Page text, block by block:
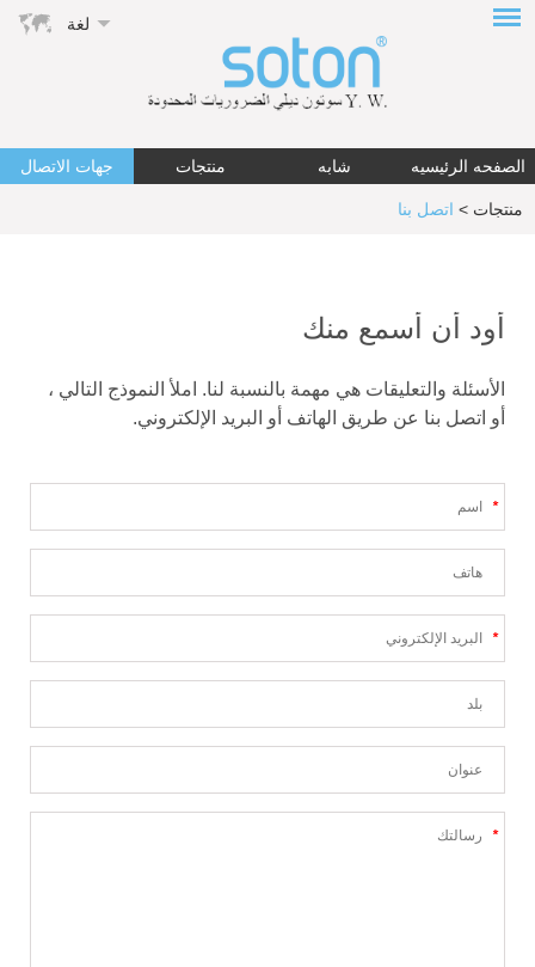
لغة
الصفحه الرئيسيه شابه منتجات جهات الاتصال
منتجات > اتصل بنا
أود أن أسمع منك
الأسئلة والتعليقات هي مهمة بالنسبة لنا. املأ النموذج التالي ،
أو اتصل بنا عن طريق الهاتف أو البريد الإلكتروني.